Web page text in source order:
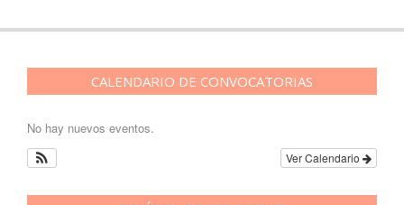
CALENDARIO DE CONVOCATORIAS
No hay nuevos eventos.
Ver Calendario